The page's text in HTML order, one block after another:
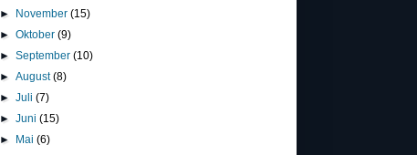
► November(15)
►Oktober(9)
►September(10)
►August(8)
►Juli(7)
►Juni(15)
► Mai(6)